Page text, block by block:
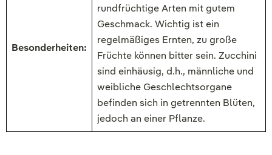
Besonderheiten:
rundfrüchtige Arten mit gutem
Geschmack. Wichtig ist ein
regelmäßiges Ernten, zu große
Früchte können bitter sein. Zucchini
sind einhäusig, d.h., männliche und
weibliche Geschlechtsorgane
befinden sich in getrennten Blüten,
jedoch an einer Pflanze.